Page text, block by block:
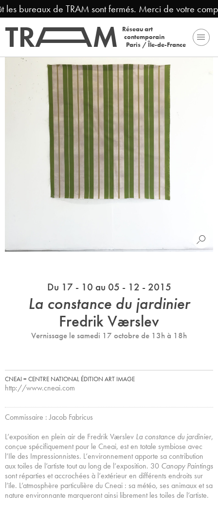
bureaux de TRAM sont fermés. Merci de votre
Réseau art
contemporain
Paris / Île-de-France
Du 17 - 10 au 05 - 12 - 2015
La constance du jardinier
Fredrik Værslev
Vernissage le samedi 17 octobre de 13h à 18h
CNEAI = CENTRE NATIONAL ÉDITION ART IMAGE
http://www.cneai.com
Commissaire : Jacob Fabricus
L’exposition en plein air de Fredrik Værslev La constance du jardinier,
conçue spécifiquement pour le Cneai, est en totale symbiose avec
l’Ile des Impressionnistes. L’environnement apporte sa contribution
aux toiles de l’artiste tout au long de l’exposition. 30 Canopy Paintings
sont réparties et accrochées à l’extérieur en différents endroits sur
l’île. L’atmosphère particulière du Cneai : sa météo, ses animaux et sa
nature environnante marqueront ainsi librement les toiles de l’artiste.